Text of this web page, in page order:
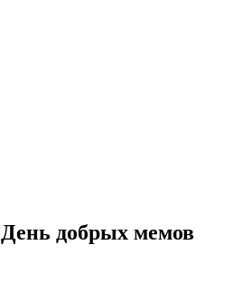
добрых мемов